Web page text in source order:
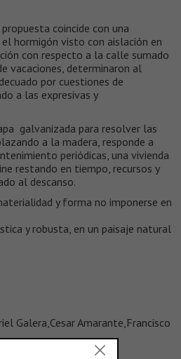
coincide con una
hormigón visto con aislación en
con respecto a la calle sumado
vacaciones, determinaron al
por cuestiones de
a las expresivas y
galvanizada para resolver las
a la madera, responde a
periódicas, una vivienda
restando en tiempo, recursos y
al descanso.
y forma no imponerse en
y robusta, en un paisaje natural
Galera,Cesar Amarante,Francisco